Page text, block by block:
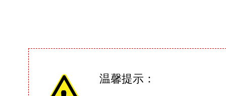
温馨提示：